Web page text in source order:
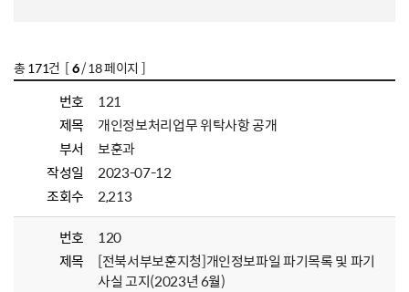
총 171건 [6/ 18 페이지 ]
번호
121
제목
개인정보처리업무 위탁사항 공개
부서
보훈과
작성일
2023-07-12
조회수
2,213
번호
120
제목
[전북서부보훈지청]개인정보파일 파기목록 및 파기
사실 고지(2023년 6월)